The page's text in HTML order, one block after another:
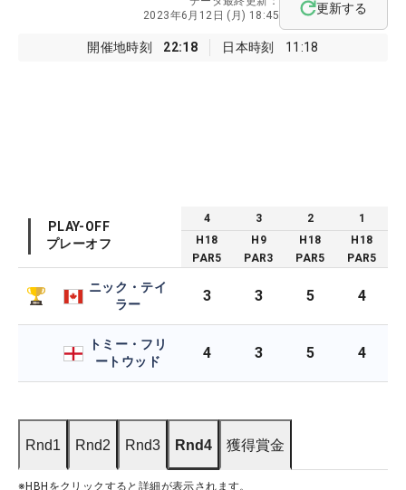
開催地時刻 22:18 日本時刻 11:18
2023年6月12日 (月) 18:45
更新する
PLAY-OFF
プレーオフ
4 3 2
1
H 18 H 9 H 18 H 18
PAR5 PAR3 PAR5 PAR5
ニック・テイ
ラー
3 3 5 4
トミー・フリ
ートウッド
4 3 5 4
Rnd1 Rnd2 Rnd3 Rnd4 獲得賞金
※HBHをクリックすると詳細が表示されます。